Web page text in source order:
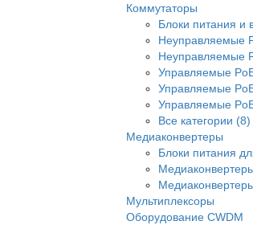
Коммутаторы
Блоки питания и
Неуправляемые
Неуправляемые
Управляемые
Управляемые
Управляемые
Все категории (8)
Медиаконвертеры
Блоки питания
Мультиплексоры
Оборудование CWDM